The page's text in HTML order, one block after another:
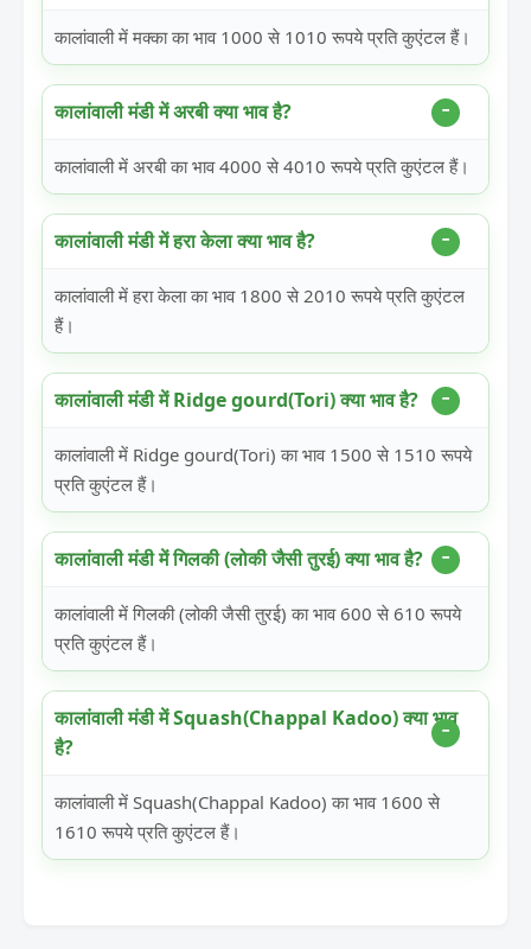
कालांवाली में मक्का का भाव 1000 से 1010 रूपये प्रति कुएंटल हैं।
कालांवाली मंडी में अरबी क्या भाव है?
कालांवाली में अरबी का भाव 4000 से 4010 रूपये प्रति कुएंटल हैं।
कालांवाली मंडी में हरा केला क्या भाव है?
कालांवाली में हरा केला का भाव 1800 से 2010 रूपये प्रति कुएंटल
हैं।
कालांवाली मंडी में Ridge gourd(Tori) क्या भाव है?
कालांवाली में Ridge gourd(Tori) का भाव 1500 से 1510 रूपये
प्रति कुएंटल हैं।
कालांवाली मंडी में गिलकी (लोकी जैसी तुरई) क्या भाव है?
कालांवाली में गिलकी (लोकी जैसी तुरई) का भाव 600 से 610 रूपये
प्रति कुएंटल हैं।
कालांवाली मंडी में Squash(Chappal Kadoo) क्या भाव
है?
कालांवाली में Squash(Chappal Kadoo) का भाव 1600 से
1610 रूपये प्रति कुएंटल हैं।